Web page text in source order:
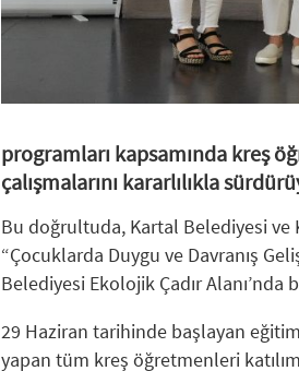
programları kapsamında kreş
çalışmalarını kararlılıkla
Bu doğrultuda, Kartal Belediyesi
“Çocuklarda Duygu ve Davranış
Belediyesi Ekolojik Çadır Alanı’nda
29 Haziran tarihinde başlayan
yapan tüm kreş öğretmenleri